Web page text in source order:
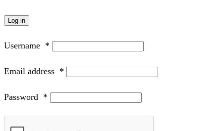
Log in
Username *
Email address *
Password *